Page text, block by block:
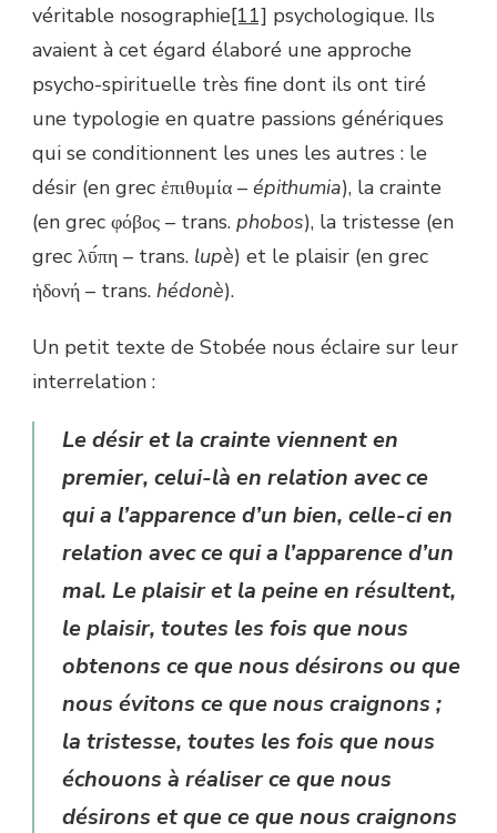
véritable nosographie[11] psychologique. Ils
avaient à cet égard élaboré une approche
psycho-spirituelle très fine dont ils ont tiré
une typologie en quatre passions génériques
qui se conditionnent les unes les autres : le
désir (en grec ἐπιθυμία – épithumia), la crainte
(en grec φόβος – trans. phobos), la tristesse (en
grec λῡ́πη – trans. lupè) et le plaisir (en grec
ἡδονή – trans. hédonè).
Un petit texte de Stobée nous éclaire sur leur
interrelation :
Le désir et la crainte viennent en
premier, celui-là en relation avec ce
qui a l’apparence d’un bien, celle-ci en
relation avec ce qui a l’apparence d’un
mal. Le plaisir et la peine en résultent,
le plaisir, toutes les fois que nous
obtenons ce que nous désirons ou que
nous évitons ce que nous craignons ;
la tristesse, toutes les fois que nous
échouons à réaliser ce que nous
désirons et que ce que nous craignons